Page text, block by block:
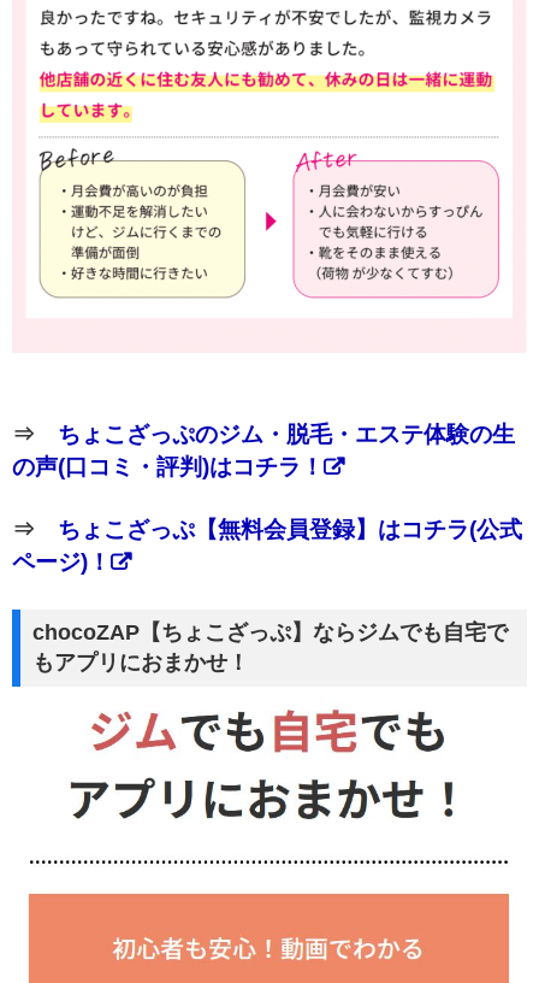
⇒ ちょこざっぷのジム・脱毛・エステ体験の生
の声(口コミ・評判)はコチラ！
⇒ ちょこざっぷ【無料会員登録】はコチラ(公式
ページ)！
chocoZAP【ちょこざっぷ】ならジムでも自宅で
もアプリにおまかせ！